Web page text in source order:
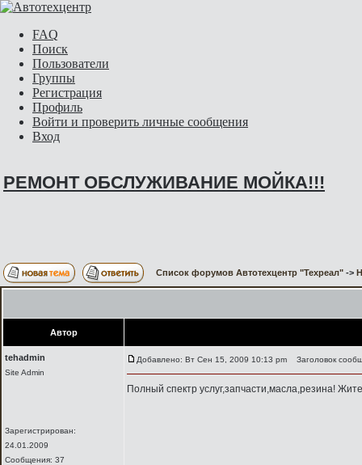
FAQ
Поиск
Пользователи
Группы
Регистрация
Профиль
Войти и проверить личные сообщения
Вход
РЕМОНТ ОБСЛУЖИВАНИЕ МОЙКА!!!
Список форумов Автотехцентр "Техреал" ->
Автор
tehadmin
Site Admin
Зарегистрирован:
24.01.2009
Сообщения: 37
Добавлено: Вт Сен 15, 2009 10:13 pm Заголовок
Полный спектр услуг,запчасти,масла,резина!